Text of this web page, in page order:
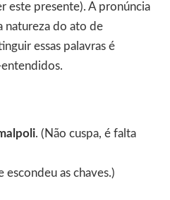
este presente). A pronúncia
natureza do ato de
essas palavras é
. (Não cuspa, é falta
escondeu as chaves.)